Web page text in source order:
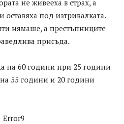
не живееха в страх, а
оставяха под изтривалката.
нямаше, а престъпниците
присъда.
на 60 години при 25 години
55 години и 20 години
Error9